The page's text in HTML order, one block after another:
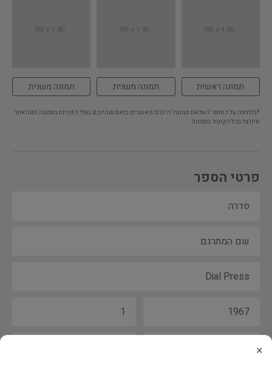
תמונה ראשית תמונה משנית תמונה משנית
*בלחיצה על כפתור 'העלאת תמונה' הינכם מאשרים בזאת שהינכם בעלי הזכויות בתמונה ושהאתר
אינו צד בכל הקשור בתמונה
פרטי הספר
×